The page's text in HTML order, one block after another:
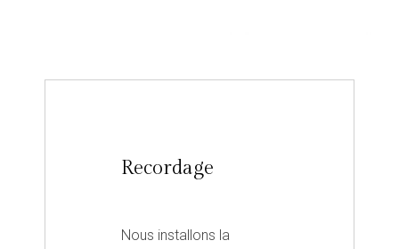
Recordage
Nous installons la